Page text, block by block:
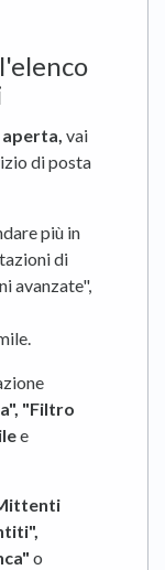
vai
di posta
più in
di
avanzate",
"Filtro
e
o